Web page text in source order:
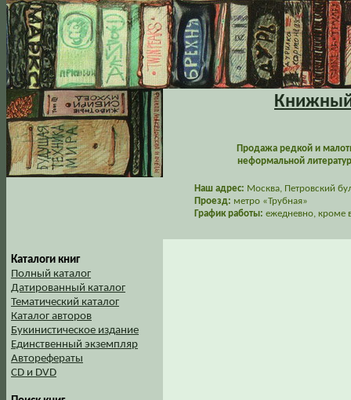
Книжный
Продажа редкой и
неформальной
Наш адрес: Москва, Петровский
Проезд: метро «Трубная»
График работы: ежедневно, кроме
Каталоги книг
Полный каталог
Датированный каталог
Тематический каталог
Каталог авторов
Букинистическое издание
Единственный экземпляр
Авторефераты
CD и DVD